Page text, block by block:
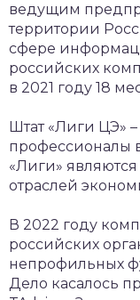
ведущим
территории
сфере
российских
в 2021 году 18
Штат «Лиги ЦЭ»
профессионалы
«Лиги»
отраслей
В 2022 году
российских
непрофильных
Дело касалось